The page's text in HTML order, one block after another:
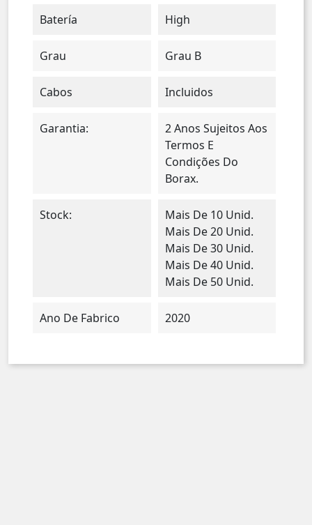
Batería High
Grau Grau B
Cabos Incluidos
Garantia:
2 Anos Sujeitos Aos
Termos E
Condições Do
Borax.
Stock:
Mais De 10 Unid.
Mais De 20 Unid.
Mais De 30 Unid.
Mais De 40 Unid.
Mais De 50 Unid.
Ano De Fabrico 2020